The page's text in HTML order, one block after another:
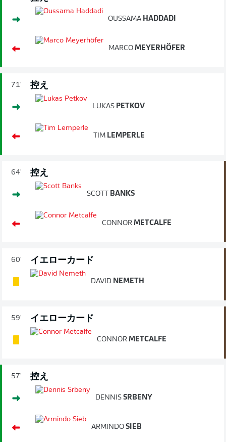
OUSSAMA HADDADI
MARCO MEYERHÖFER
71' 控え
LUKAS PETKOV
TIM LEMPERLE
64' 控え
SCOTT BANKS
CONNOR METCALFE
60' イエローカード
DAVID NEMETH
59' イエローカード
CONNOR METCALFE
57' 控え
DENNIS SRBENY
ARMINDO SIEB